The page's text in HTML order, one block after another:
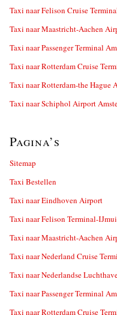
Taxi naar Felison Cruise
Taxi naar Maastricht-Aachen
Taxi naar Passenger Terminal
Taxi naar Rotterdam Cruise
Taxi naar Rotterdam-the Hague
Taxi naar Schiphol Airport
Pagina’s
Sitemap
Taxi Bestellen
Taxi naar Eindhoven Airport
Taxi naar Felison Terminal-
Taxi naar Maastricht-Aachen
Taxi naar Nederland Cruise
Taxi naar Nederlandse
Taxi naar Passenger Terminal
Taxi naar Rotterdam Cruise